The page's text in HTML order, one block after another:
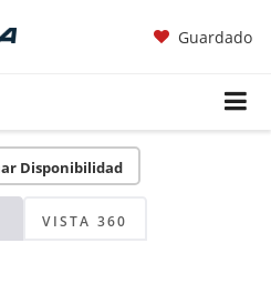
Guardado
Disponibilidad
VISTA 360
No
revise luego